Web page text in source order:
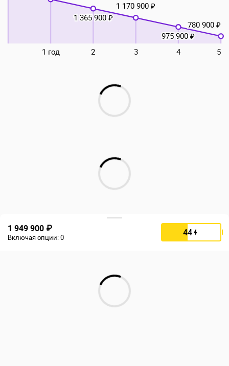
1 год 2 3 4 5
1 365 900 ₽
1 170 900 ₽
975 900 ₽
780 900 ₽
1 949 900 ₽
Включая опции:0 44